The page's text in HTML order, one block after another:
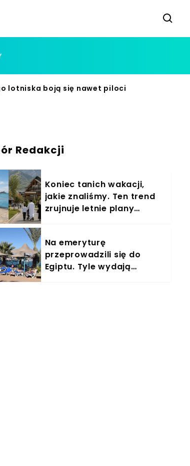
lotniska boją się nawet piloci
Redakcji
Koniec tanich wakacji,
jakie znaliśmy. Ten trend
zrujnuje letnie plany
Na emeryturę
przeprowadzili się do
Egiptu. Tyle wydają